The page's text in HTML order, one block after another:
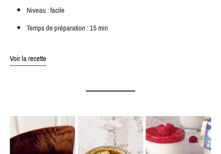
Niveau : facile
Temps de préparation : 15 min
Voir la recette